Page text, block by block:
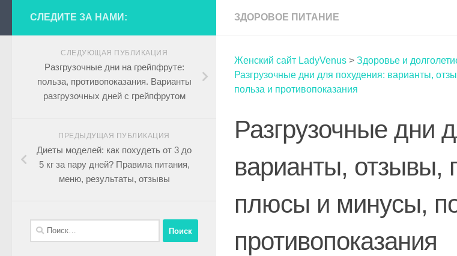
ЗДОРОВОЕ ПИТАНИЕ
Женский сайт LadyVenus > Здоровье и
Разгрузочные дни для похудения: варианты,
польза и противопоказания
Разгрузочные дни
варианты, отзывы,
плюсы и минусы,
противопоказания
СЛЕДИТЕ ЗА НАМИ:
СЛЕДУЮЩАЯ ПУБЛИКАЦИЯ
Разгрузочные дни на грейпфруте:
польза, противопоказания. Варианты
разгрузочных дней с грейпфрутом
ПРЕДЫДУЩАЯ ПУБЛИКАЦИЯ
Диеты моделей: как похудеть от 3 до
5 кг за пару дней? Правила питания,
меню, результаты, отзывы